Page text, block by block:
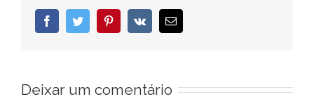
FacebookTwitter PinterestVk
E-
mail
Deixar um comentário